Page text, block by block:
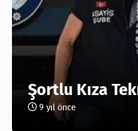
Şortlu Kıza
9 yıl önce